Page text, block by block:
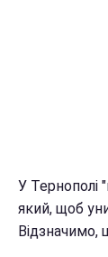
У Тернополі
який, щоб
Відзначимо,